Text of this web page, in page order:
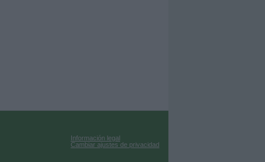
Información legal
Cambiar ajustes de privacidad